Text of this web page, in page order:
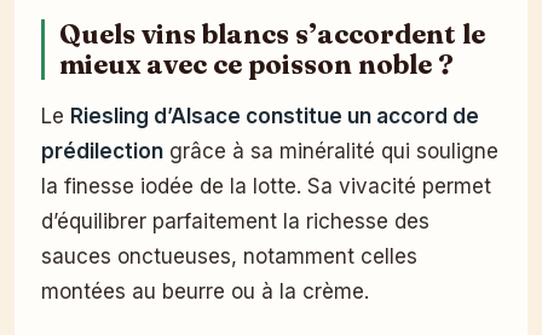
Quels vins blancs s’accordent le
mieux avec ce poisson noble ?
Le Riesling d’Alsace constitue un accord de
prédilection grâce à sa minéralité qui souligne
la finesse iodée de la lotte. Sa vivacité permet
d’équilibrer parfaitement la richesse des
sauces onctueuses, notamment celles
montées au beurre ou à la crème.